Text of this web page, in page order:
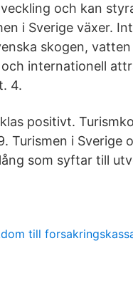
och kan
i Sverige växer.
skogen,
internationell
4.
positivt.
Turismen i Sverige
som syftar till
till